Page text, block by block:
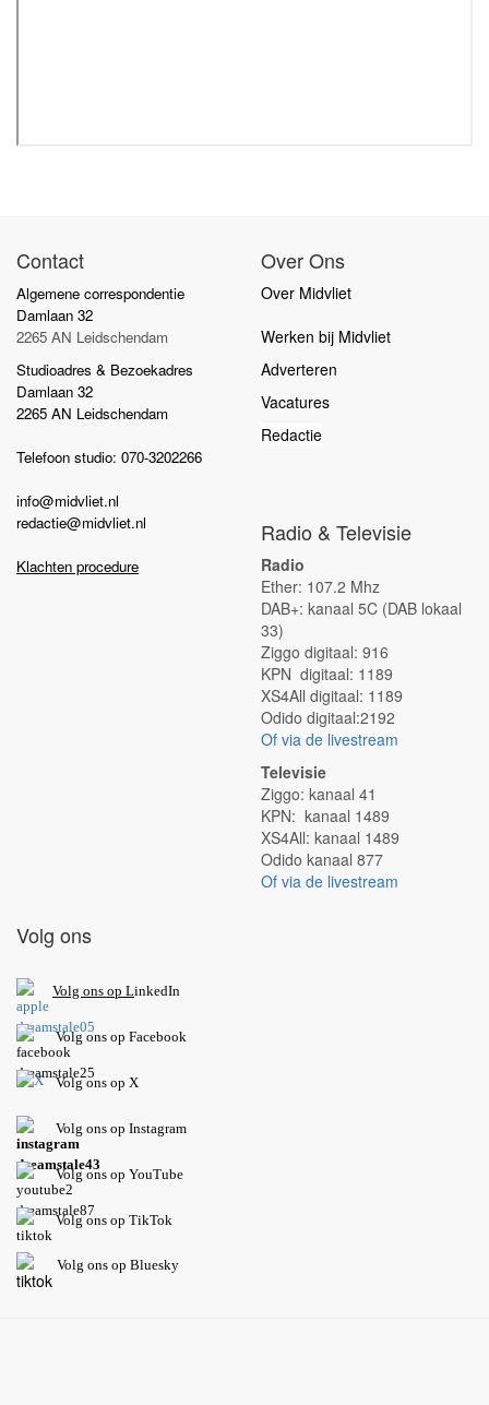
Contact
Algemene correspondentie
Damlaan 32
2265 AN Leidschendam
Studioadres & Bezoekadres
Damlaan 32
2265 AN Leidschendam
Telefoon studio: 070-3202266
info@midvliet.nl
redactie@midvliet.nl
Klachten procedure
Over Ons
Over Midvliet
Werken bij Midvliet
Adverteren
Vacatures
Redactie
Radio & Televisie
Radio
Ether: 107.2 Mhz
DAB+: kanaal 5C (DAB lokaal
33)
Ziggo digitaal: 916
KPN digitaal: 1189
XS4All digitaal: 1189
Odido digitaal:2192
Of via de livestream
Televisie
Ziggo: kanaal 41
KPN: kanaal 1489
XS4All: kanaal 1489
Odido kanaal 877
Of via de livestream
Volg ons
Volg ons op LinkedIn
Volg ons op Facebook
Volg ons op X
Volg ons op Instagram
Volgons op YouTube
Volg ons op TikTok
Volg ons op Bluesky